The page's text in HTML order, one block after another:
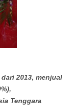
2013, menjual
Tenggara